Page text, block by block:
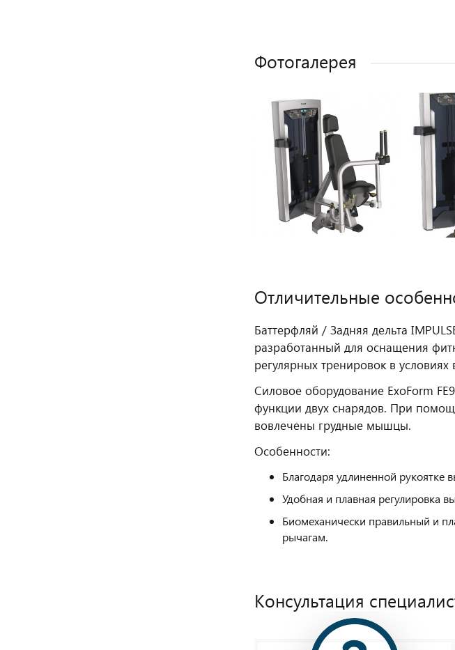
Фотогалерея
Отличительные
Баттерфляй / Задняя дельта
разработанный для оснащения
регулярных тренировок в условиях
Силовое оборудование ExoForm
функции двух снарядов. При
вовлечены грудные мышцы.
Особенности:
Благодаря удлиненной рукоятке
Удобная и плавная регулировка
Биомеханически правильный и
рычагам.
Консультация